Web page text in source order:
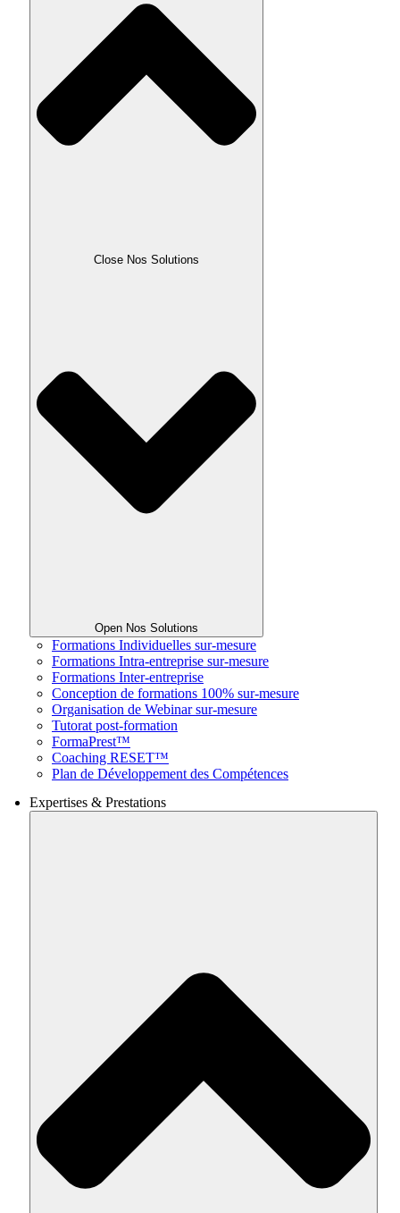
Close Nos Solutions
Open Nos Solutions
Formations Individuelles sur-mesure
Formations Intra-entreprise sur-mesure
Formations Inter-entreprise
Conception de formations 100% sur-mesure
Organisation de Webinar sur-mesure
Tutorat post-formation
FormaPrest™
Coaching RESET™
Plan de Développement des Compétences
Expertises & Prestations